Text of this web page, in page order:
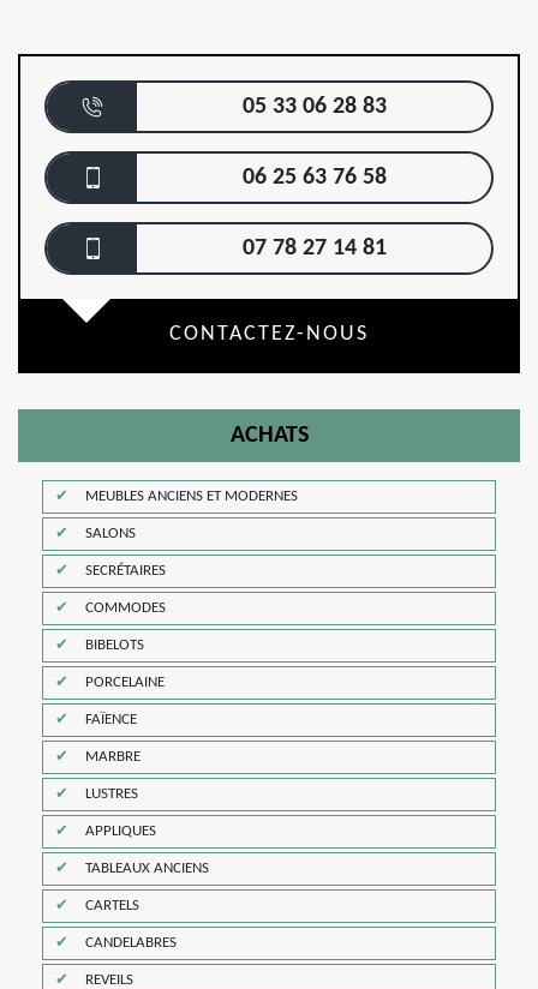
05 33 06 28 83
06 25 63 76 58
07 78 27 14 81
CONTACTEZ-NOUS
ACHATS
MEUBLES ANCIENS ET MODERNES
SALONS
SECRÉTAIRES
COMMODES
BIBELOTS
PORCELAINE
FAÏENCE
MARBRE
LUSTRES
APPLIQUES
TABLEAUX ANCIENS
CARTELS
CANDELABRES
REVEILS